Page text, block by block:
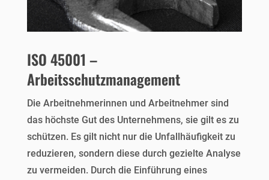
ISO 45001 –
Arbeitsschutzmanagement
Die Arbeitnehmerinnen und Arbeitnehmer sind
das höchste Gut des Unternehmens, sie gilt es zu
schützen. Es gilt nicht nur die Unfallhäufigkeit zu
reduzieren, sondern diese durch gezielte Analyse
zu vermeiden. Durch die Einführung eines